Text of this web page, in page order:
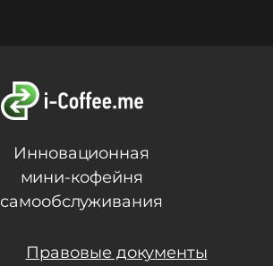
Инновационная
мини-кофейня
самообслуживания
Правовые документы